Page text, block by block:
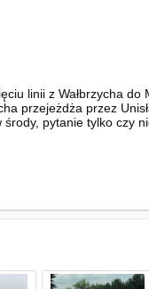
linii z Wałbrzycha do
przejeżdża przez
pytanie tylko czy